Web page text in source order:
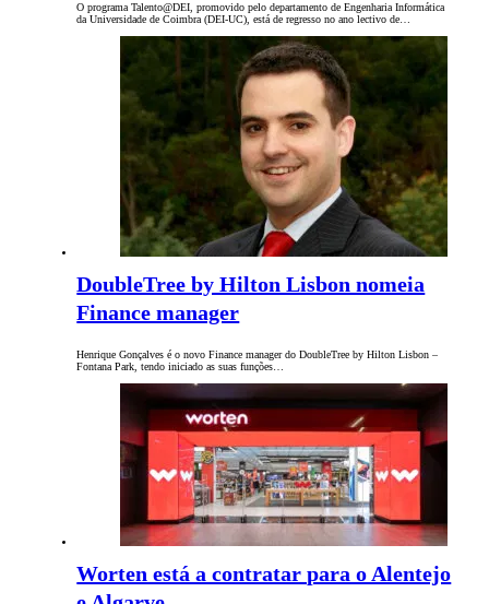
O programa Talento@DEI, promovido pelo departamento de Engenharia Informática
da Universidade de Coimbra (DEI-UC), está de regresso no ano lectivo de…
DoubleTree by Hilton Lisbon nomeia
Finance manager
Henrique Gonçalves é o novo Finance manager do DoubleTree by Hilton Lisbon –
Fontana Park, tendo iniciado as suas funções…
Worten está a contratar para o Alentejo